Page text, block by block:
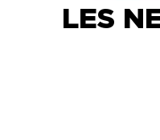
LES